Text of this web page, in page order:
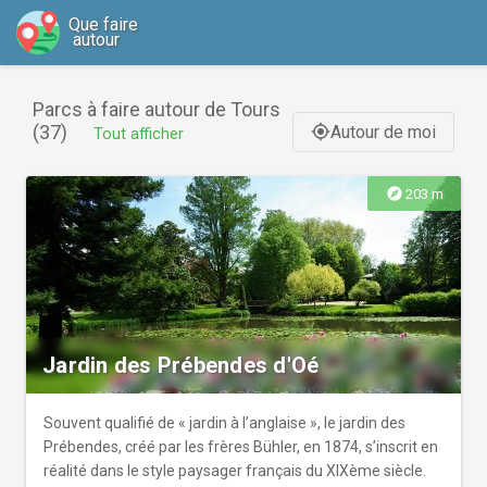
Que faire
autour
Parcs à faire autour de Tours
(37)
Tout afficher gps_fixedAutour de moi
explore 203 m
Jardin des Prébendes d'Oé
Souvent qualifié de « jardin à l’anglaise », le jardin des
Prébendes, créé par les frères Bühler, en 1874, s’inscrit en
réalité dans le style paysager français du XIXème siècle.